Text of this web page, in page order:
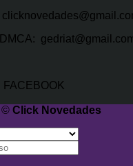
© Click Novedades